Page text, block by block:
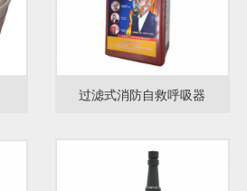
过滤式消防自救呼吸器